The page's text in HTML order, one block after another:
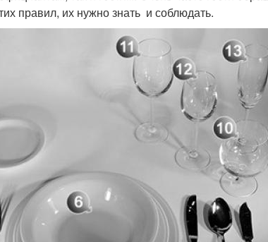
правил, их нужно знать и соблюдать.